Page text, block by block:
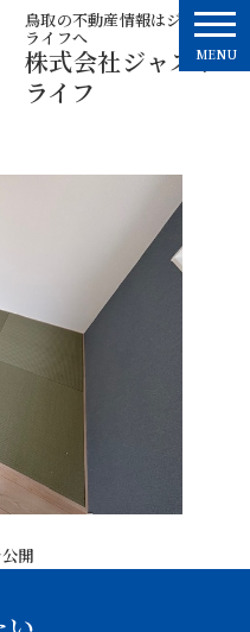
鳥取の不動産情報はジャスト
ライフへ
株式会社ジャスト
ライフ
MENU
開